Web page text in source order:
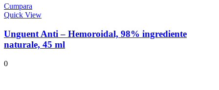
Cumpara
Quick View
Unguent Anti – Hemoroidal, 98% ingrediente
naturale, 45 ml
0